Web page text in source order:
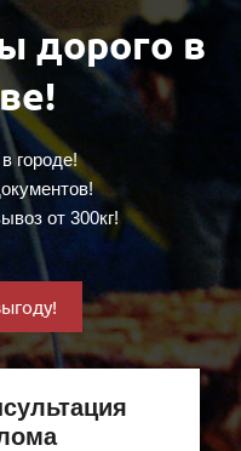
дорого в
городе!
от 300кг!